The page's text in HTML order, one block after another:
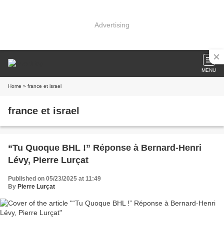
Advertising
MENU
Home » france et israel
france et israel
“Tu Quoque BHL !” Réponse à Bernard-Henri
Lévy, Pierre Lurçat
Published on 05/23/2025 at 11:49
By Pierre Lurçat